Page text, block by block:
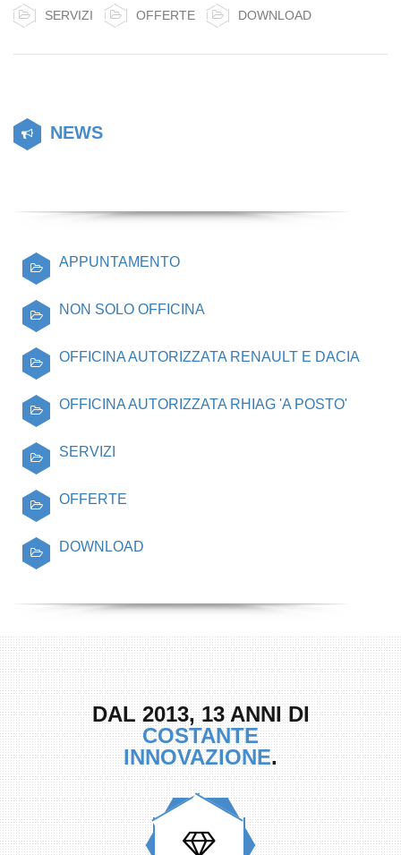
SERVIZI OFFERTE DOWNLOAD
NEWS
APPUNTAMENTO
NON SOLO OFFICINA
OFFICINA AUTORIZZATA RENAULT E DACIA
OFFICINA AUTORIZZATA RHIAG 'A POSTO'
SERVIZI
OFFERTE
DOWNLOAD
DAL 2013, 13 ANNI DI
COSTANTE
INNOVAZIONE.